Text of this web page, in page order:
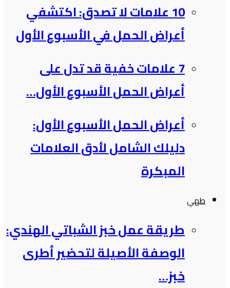
10 علامات لا تصدق: اكتشفي
أعراض الحمل في الأسبوع الأول
7 علامات خفية قد تدل على
أعراض الحمل الأسبوع الأول…
أعراض الحمل الأسبوع الأول:
دليلك الشامل لأدق العلامات
المبكرة
طهي
طريقة عمل خبز الشباتي الهندي:
الوصفة الأصيلة لتحضير أطرى
خبز…